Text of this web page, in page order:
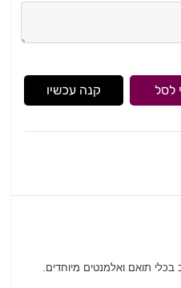
לסל
קנה עכשיו
תואם ואלמנטים מיוחדים.